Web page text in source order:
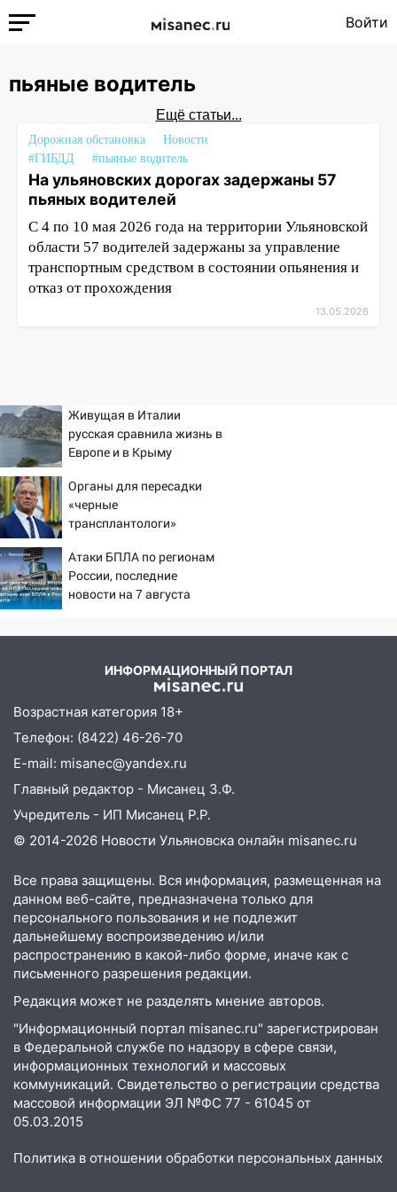
Войти
пьяные водитель
Ещё статьи...
Дорожная обстановка
Новости
#ГИБДД
#пьяные водитель
На ульяновских дорогах задержаны 57
пьяных водителей
C 4 по 10 мая 2026 года на территории Ульяновской
области 57 водителей задержаны за управление
транспортным средством в состоянии опьянения и
отказ от прохождения
13.05.2026
Живущая в Италии
русская сравнила жизнь в
Европе и в Крыму
Органы для пересадки
«черные
трансплантологи»
пациентов
Атаки БПЛА по регионам
России, последние
новости на 7 августа
ИНФОРМАЦИОННЫЙ ПОРТАЛ
Возрастная категория 18+
Телефон: (8422) 46-26-70
E-mail: misanec@yandex.ru
Главный редактор - Мисанец З.Ф.
Учредитель - ИП Мисанец Р.Р.
© 2014-2026 Новости Ульяновска онлайн misanec.ru
Все права защищены. Вся информация, размещенная на
данном веб-сайте, предназначена только для
персонального пользования и не подлежит
дальнейшему воспроизведению и/или
распространению в какой-либо форме, иначе как с
письменного разрешения редакции.
Редакция может не разделять мнение авторов.
"Информационный портал misanec.ru" зарегистрирован
в Федеральной службе по надзору в сфере связи,
информационных технологий и массовых
коммуникаций. Свидетельство о регистрации средства
массовой информации ЭЛ №ФС 77 - 61045 от
05.03.2015
Политика в отношении обработки персональных данных